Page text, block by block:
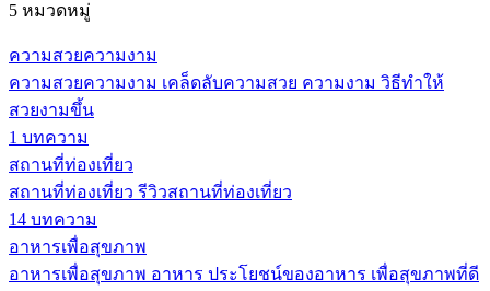
5 หมวดหมู่
ความสวยความงาม
ความสวยความงาม เคล็ดลับความสวย ความงาม วิธีทำให้
สวยงามขึ้น
1 บทความ
สถานที่ท่องเที่ยว
สถานที่ท่องเที่ยว รีวิวสถานที่ท่องเที่ยว
14 บทความ
อาหารเพื่อสุขภาพ
อาหารเพื่อสุขภาพ อาหาร ประโยชน์ของอาหาร เพื่อสุขภาพที่ดี